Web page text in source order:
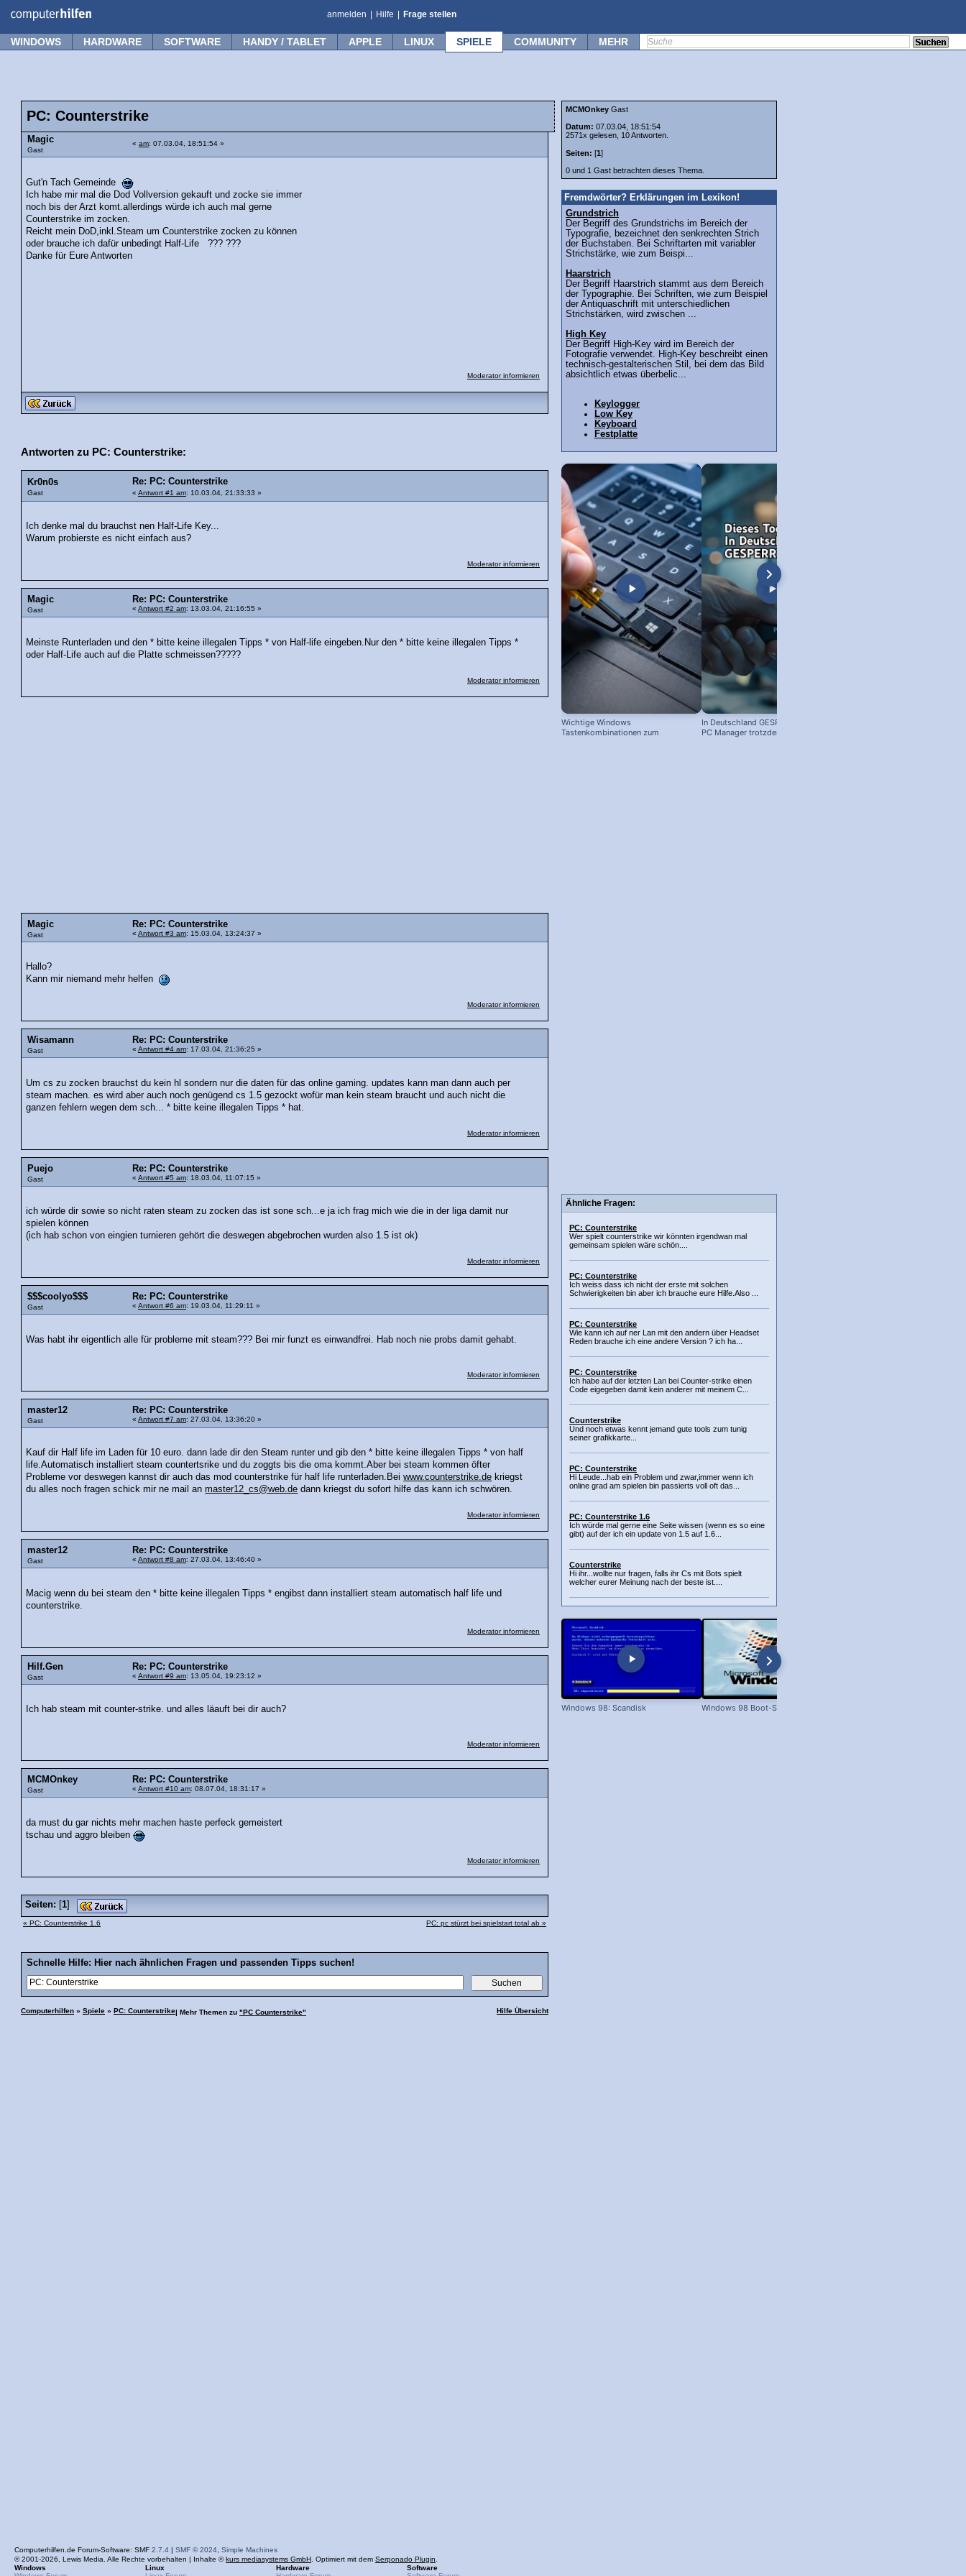
anmelden Hilfe Frage stellen
WINDOWS HARDWARE SOFTWARE HANDY / TABLET APPLE LINUX SPIELE COMMUNITY MEHR
PC: Counterstrike
Magic
Gast
« am: 07.03.04, 18:51:54 »
Gut'n Tach Gemeinde
Ich habe mir mal die Dod Vollversion gekauft und zocke sie immer
noch bis der Arzt komt.allerdings würde ich auch mal gerne
Counterstrike im zocken.
Reicht mein DoD,inkl.Steam um Counterstrike zocken zu können
oder brauche ich dafür unbedingt Half-Life ??? ???
Danke für Eure Antworten
Moderator informieren
Antworten zu PC: Counterstrike:
Kr0n0s
Gast
Re: PC: Counterstrike
« Antwort #1 am: 10.03.04, 21:33:33 »
Ich denke mal du brauchst nen Half-Life Key...
Warum probierste es nicht einfach aus?
Moderator informieren
Magic
Gast
Re: PC: Counterstrike
« Antwort #2 am: 13.03.04, 21:16:55 »
Meinste Runterladen und den * bitte keine illegalen Tipps * von Half-life eingeben.Nur den * bitte keine illegalen Tipps *
oder Half-Life auch auf die Platte schmeissen?????
Moderator informieren
Magic
Gast
Re: PC: Counterstrike
« Antwort #3 am: 15.03.04, 13:24:37 »
Hallo?
Kann mir niemand mehr helfen
Moderator informieren
Wisamann
Gast
Re: PC: Counterstrike
« Antwort #4 am: 17.03.04, 21:36:25 »
Um cs zu zocken brauchst du kein hl sondern nur die daten für das online gaming. updates kann man dann auch per
steam machen. es wird aber auch noch genügend cs 1.5 gezockt wofür man kein steam braucht und auch nicht die
ganzen fehlern wegen dem sch... * bitte keine illegalen Tipps * hat.
Moderator informieren
Puejo
Gast
Re: PC: Counterstrike
« Antwort #5 am: 18.03.04, 11:07:15 »
ich würde dir sowie so nicht raten steam zu zocken das ist sone sch...e ja ich frag mich wie die in der liga damit nur
spielen können
(ich hab schon von eingien turnieren gehört die deswegen abgebrochen wurden also 1.5 ist ok)
Moderator informieren
$$$coolyo$$$
Gast
Re: PC: Counterstrike
« Antwort #6 am: 19.03.04, 11:29:11 »
Was habt ihr eigentlich alle für probleme mit steam??? Bei mir funzt es einwandfrei. Hab noch nie probs damit gehabt.
Moderator informieren
master12
Gast
Re: PC: Counterstrike
« Antwort #7 am: 27.03.04, 13:36:20 »
Kauf dir Half life im Laden für 10 euro. dann lade dir den Steam runter und gib den * bitte keine illegalen Tipps * von half
life.Automatisch installiert steam countertsrike und du zoggts bis die oma kommt.Aber bei steam kommen öfter
Probleme vor deswegen kannst dir auch das mod counterstrike für half life runterladen.Beiwww.counterstrike.de kriegst
du alles noch fragen schick mir ne mail anmaster12_cs@web.de dann kriegst du sofort hilfe das kann ich schwören.
Moderator informieren
master12
Gast
Re: PC: Counterstrike
« Antwort #8 am: 27.03.04, 13:46:40 »
Macig wenn du bei steam den * bitte keine illegalen Tipps * engibst dann installiert steam automatisch half life und
counterstrike.
Moderator informieren
Hilf.Gen
Gast
Re: PC: Counterstrike
« Antwort #9 am: 13.05.04, 19:23:12 »
Ich hab steam mit counter-strike. und alles läauft bei dir auch?
Moderator informieren
MCMOnkey
Gast
Re: PC: Counterstrike
« Antwort #10 am: 08.07.04, 18:31:17 »
da must du gar nichts mehr machen haste perfeck gemeistert
tschau und aggro bleiben
Moderator informieren
Seiten: [1]
« PC: Counterstrike 1.6 PC: pc stürzt bei spielstart total ab »
Schnelle Hilfe: Hier nach ähnlichen Fragen und passenden Tipps suchen!
Computerhilfen » Spiele » PC: Counterstrike Hilfe Übersicht
| Mehr Themen zu "PC Counterstrike"
MCMOnkey Gast
Datum: 07.03.04, 18:51:54
2571x gelesen, 10 Antworten.
Seiten: [1]
0 und 1 Gast betrachten dieses Thema.
Fremdwörter? Erklärungen im Lexikon!
Grundstrich
Der Begriff des Grundstrichs im Bereich der
Typografie, bezeichnet den senkrechten Strich
der Buchstaben. Bei Schriftarten mit variabler
Strichstärke, wie zum Beispi...
Haarstrich
Der Begriff Haarstrich stammt aus dem Bereich
der Typographie. Bei Schriften, wie zum Beispiel
der Antiquaschrift mit unterschiedlichen
Strichstärken, wird zwischen ...
High Key
Der Begriff High-Key wird im Bereich der
Fotografie verwendet. High-Key beschreibt einen
technisch-gestalterischen Stil, bei dem das Bild
absichtlich etwas überbelic...
Keylogger
Low Key
Keyboard
Festplatte
Wichtige Windows
Tastenkombinationen zum
In Deutschland GESPERRT: Microsoft
PC Manager trotzdem installieren
Ähnliche Fragen:
PC: Counterstrike
Wer spielt counterstrike wir könnten irgendwan mal
gemeinsam spielen wäre schön....
PC: Counterstrike
Ich weiss dass ich nicht der erste mit solchen
Schwierigkeiten bin aber ich brauche eure Hilfe.Also ...
PC: Counterstrike
Wie kann ich auf ner Lan mit den andern über Headset
Reden brauche ich eine andere Version ? ich ha...
PC: Counterstrike
Ich habe auf der letzten Lan bei Counter-strike einen
Code eigegeben damit kein anderer mit meinem C...
Counterstrike
Und noch etwas kennt jemand gute tools zum tunig
seiner grafikkarte...
PC: Counterstrike
Hi Leude...hab ein Problem und zwar,immer wenn ich
online grad am spielen bin passierts voll oft das...
PC: Counterstrike 1.6
Ich würde mal gerne eine Seite wissen (wenn es so eine
gibt) auf der ich ein update von 1.5 auf 1.6...
Counterstrike
Hi ihr...wollte nur fragen, falls ihr Cs mit Bots spielt
welcher eurer Meinung nach der beste ist....
Windows 98: Scandisk Windows 98 Boot-Screen
Computerhilfen.de Forum-Software: SMF 2.7.4 | SMF © 2024 Simple Machines
© 2001-2026, Lewis Media. Alle Rechte vorbehalten | Inhalte ©kurs mediasystems GmbH . Optimiert mit dem Serponado Plugin
Windows
Linux
Hardware
Software